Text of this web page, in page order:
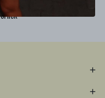
örnek